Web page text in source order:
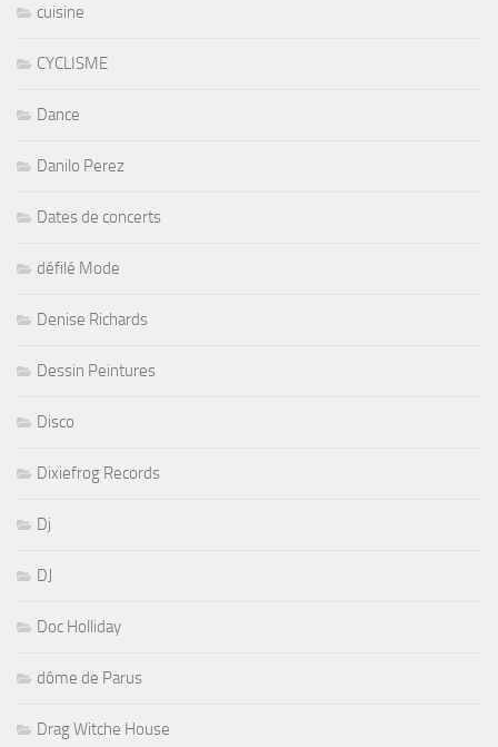
cuisine
CYCLISME
Dance
Danilo Perez
Dates de concerts
défilé Mode
Denise Richards
Dessin Peintures
Disco
Dixiefrog Records
Dj
DJ
Doc Holliday
dôme de Parus
Drag Witche House